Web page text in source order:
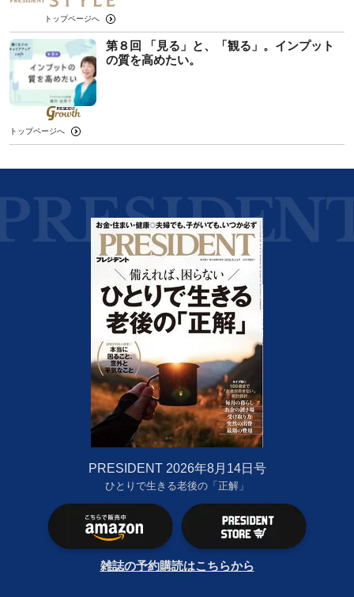
トップページへ
第８回 「見る」と、「観る」。インプット
の質を高めたい。
トップページへ
PRESIDENT 2026年8月14日号
ひとりで生きる老後の「正解」
雑誌の予約購読はこちらから